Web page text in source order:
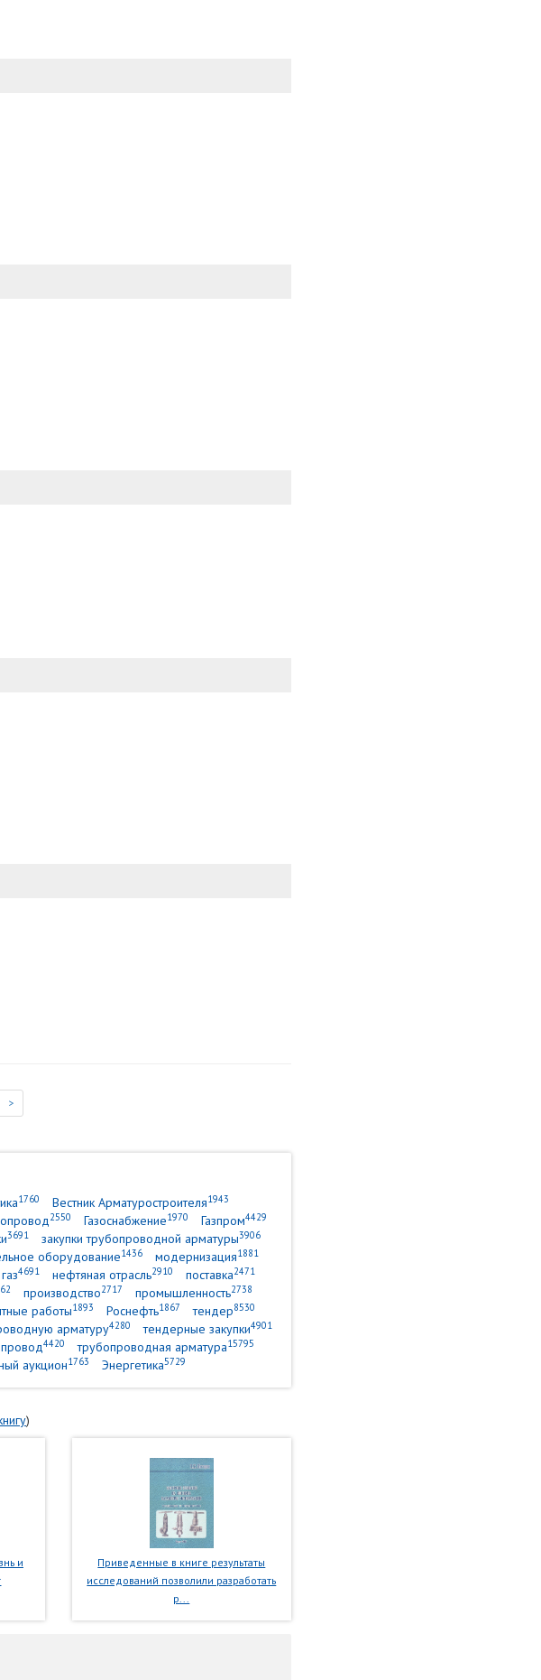
>
1760 Вестник Арматуростроителя1943
2550 Газоснабжение1970 Газпром4429
3691 закупки трубопроводной арматуры3906
оборудование1436 модернизация1881
4691 нефтяная отрасль2910 поставка2471
производство2717 промышленность2738
работы1893 Роснефть1867 тендер8530
арматуру4280 тендерные закупки4901
4420 трубопроводная арматура15795
аукцион1763 Энергетика5729
)
и
Приведенные в книге результаты
исследований позволили разработать
р...